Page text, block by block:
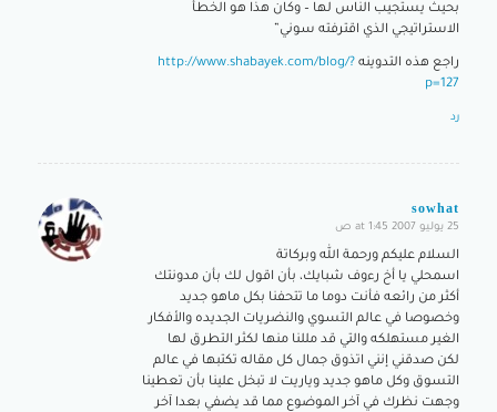
بحيث يستجيب الناس لها – وكان هذا هو الخطأ
الاستراتيجي الذي اقترفته سوني”
راجع هذه التدوينه http://www.shabayek.com/blog/?
p=127
رد
sowhat
says:
25 يوليو 2007 at 1:45 ص
السلام عليكم ورحمة الله وبركاتة
اسمحلي يا أخ رءوف شبايك، بأن اقول لك بأن مدونتك
أكثر من رائعه فأنت دوما ما تتحفنا بكل ماهو جديد
وخصوصا في عالم التسوي والنضريات الجديده والأفكار
الغير مستهلكه والتي قد مللنا منها لكثر التطرق لها
لكن صدقني إنني اتذوق جمال كل مقاله تكتبها في عالم
التسوق وكل ماهو جديد وياريت لا تبخل علينا بأن تعطينا
وجهت نظرك في آخر الموضوع مما قد يضفي بعدا آخر